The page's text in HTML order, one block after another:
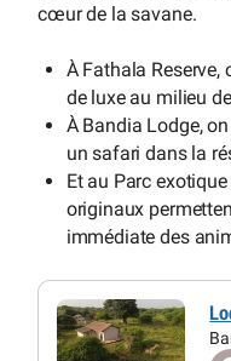
cœur de la savane.
À Fathala
de luxe au milieu
À Bandia Lodge,
un safari dans la
Et au Parc
originaux
immédiate des